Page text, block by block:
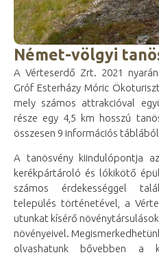
Német-völgyi
A Vérteserdő Zrt. 2021
Gróf Esterházy Móric
mely számos attrakcióval
része egy 4,5 km hosszú
összesen 9 információs
A tanösvény kiindulópontja
kerékpártároló és lókikötő
számos érdekességgel
település történetével, a
utunkat kísérő
növényeivel.
olvashatunk bővebben a